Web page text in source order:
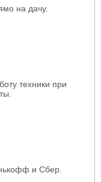
на дачу.
техники при
и Сбер.